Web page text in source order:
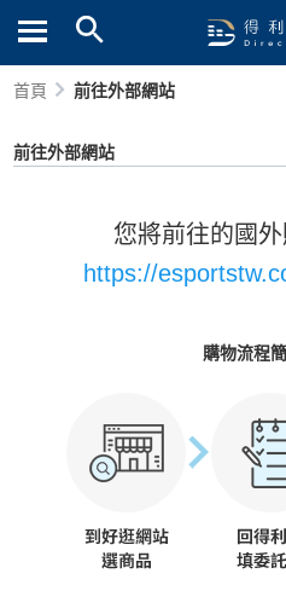
首頁 前往外部網站
前往外部網站
您將前往的國外
https://
購物流程